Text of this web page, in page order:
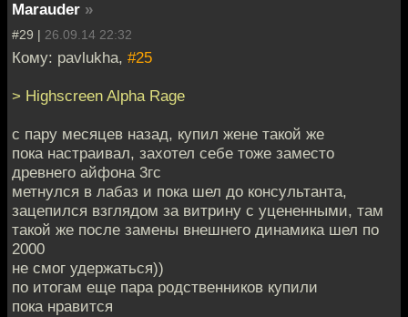
Marauder »
#29 | 26.09.14 22:32
Кому: pavlukha, #25
> Highscreen Alpha Rage
с пару месяцев назад, купил жене такой же
пока настраивал, захотел себе тоже заместо
древнего айфона 3гс
метнулся в лабаз и пока шел до консультанта,
зацепился взглядом за витрину с уцененными, там
такой же после замены внешнего динамика шел по
2000
не смог удержаться))
по итогам еще пара родственников купили
пока нравится